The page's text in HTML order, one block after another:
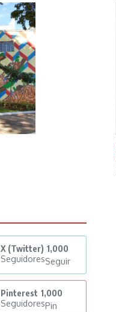
X (Twitter) 1,000
SeguidoresSeguir
Pinterest 1,000
SeguidoresPin